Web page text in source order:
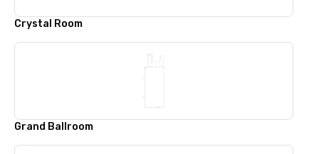
Crystal Room
Grand Ballroom